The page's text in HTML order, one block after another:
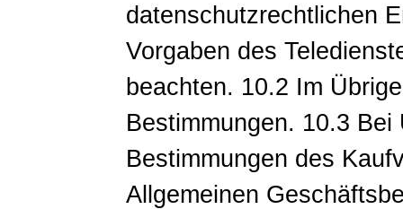
datenschutzrechtlichen
Vorgaben des
beachten. 10.2 Im
Bestimmungen. 10.3
Bestimmungen des
Allgemeinen